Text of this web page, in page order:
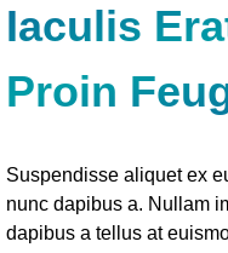
Iaculis
Proin
Suspendisse aliquet ex
nunc dapibus a. Nullam
dapibus a tellus at